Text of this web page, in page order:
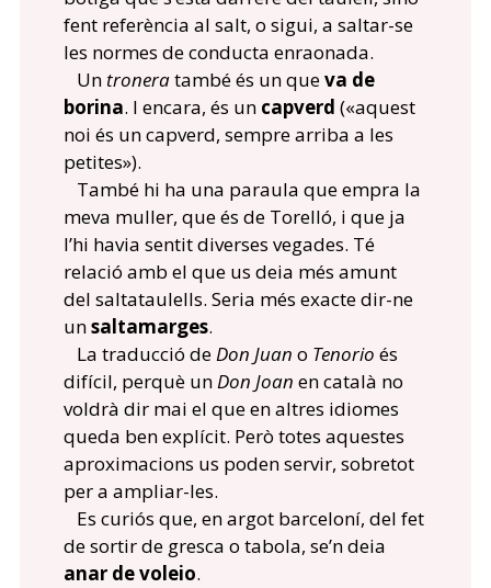
fent referència al salt, o sigui, a saltar-se
les normes de conducta enraonada.
Un troneratambé és un queva de
borina. I encara, és un capverd («aquest
noi és un capverd, sempre arriba a les
petites»).
També hi ha una paraula que empra la
meva muller, que és de Torelló, i que ja
l’hi havia sentit diverses vegades. Té
relació amb el que us deia més amunt
del saltataulells. Seria més exacte dir-ne
unsaltamarges.
La traducció deDon Juan o Tenorio és
difícil, perquè unDon Joan en català no
voldrà dir mai el que en altres idiomes
queda ben explícit. Però totes aquestes
aproximacions us poden servir, sobretot
per a ampliar-les.
Es curiós que, en argot barceloní, del fet
de sortir de gresca o tabola, se’n deia
anar de voleio.